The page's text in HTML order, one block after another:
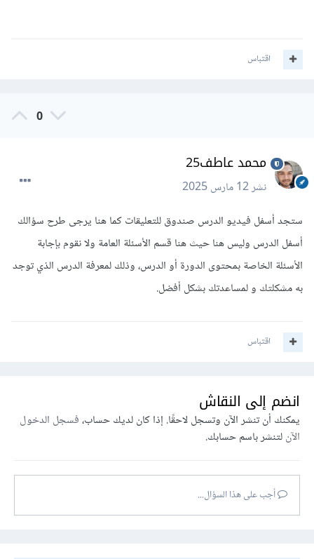
اقتباس
0
محمد عاطف25
نشر12 مارس 2025
ستجد أسفل فيديو الدرس صندوق للتعليقات كما هنا يرجى طرح سؤالك
أسفل الدرس وليس هنا حيث هنا قسم الأسئلة العامة ولا نقوم بإجابة
الأسئلة الخاصة بمحتوى الدورة أو الدرس، وذلك لمعرفة الدرس الذي توجد
به مشكلتك و لمساعدتك بشكل أفضل.
اقتباس
انضم إلى النقاش
يمكنك أن تنشر الآن وتسجل لاحقًا. إذا كان لديك حساب،فسجل الدخول
الآنلتنشر باسم حسابك.
أجب على هذا السؤال...